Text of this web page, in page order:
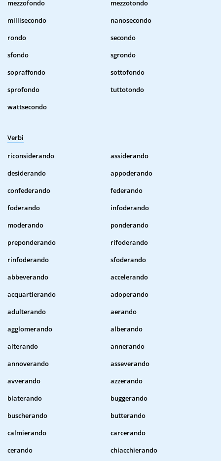
mezzofondo
mezzotondo
millisecondo
nanosecondo
rondo
secondo
sfondo
sgrondo
sopraffondo
sottofondo
sprofondo
tuttotondo
wattsecondo
Verbi
riconsiderando
assiderando
desiderando
appoderando
confederando
federando
foderando
infoderando
moderando
ponderando
preponderando
rifoderando
rinfoderando
sfoderando
abbeverando
accelerando
acquartierando
adoperando
adulterando
aerando
agglomerando
alberando
alterando
annerando
annoverando
asseverando
avverando
azzerando
blaterando
buggerando
buscherando
butterando
calmierando
carcerando
cerando
chiacchierando